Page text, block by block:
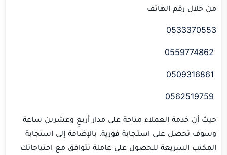
من خلال رقم الهاتف
0533370553
حيث أن خدمة العملاء متاحة على مدار أربعٍ وعشرين ساعة
وسوف تحصل على استجابة فورية، بالإضافة إلى استجابة
المكتب السريعة للحصول على عاملة تتوافق مع احتياجاتك